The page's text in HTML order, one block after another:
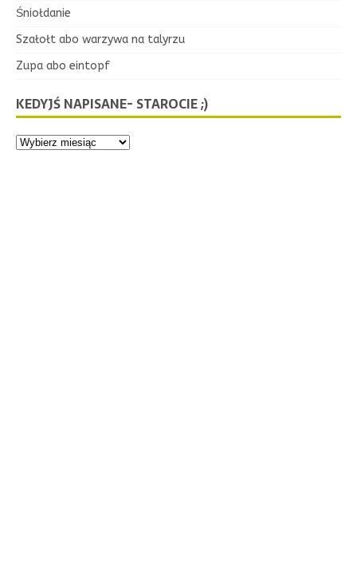
Śniołdanie
Szałołt abo warzywa na talyrzu
Zupa abo eintopf
KEDYJŚ NAPISANE- STAROCIE ;)